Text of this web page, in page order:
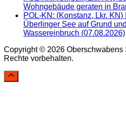
Wohngebäude geraten in
POL-KN: (Konstanz, Lkr.
Überlinger See auf Grund
Wassereinbruch (07.08.2026)
Copyright © 2026
Rechte vorbehalten.